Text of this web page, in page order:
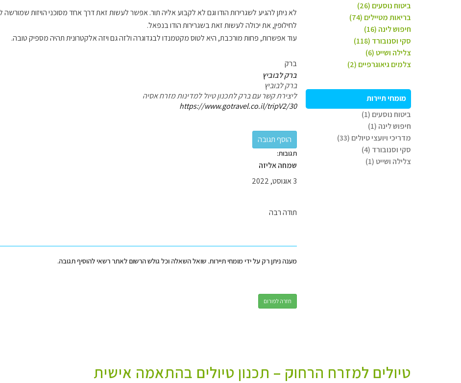
ביטוח נוסעים (26)
בריאות מטיילים (74)
חיפוש לינה (16)
סקי וסנובורד (118)
צלילה ושייט (6)
צלמים גיאוגרפיים (2)
מומחי תיירות
ביטוח נוסעים (1)
חיפוש לינה (1)
מדריכי ויועצי טיולים (33)
סקי וסנובורד (4)
צלילה ושייט (1)
לא ניתן להגיע לשגרירות הודו וגם לא לקבוע אליה תור. אפשר לעשות זאת דרך אחד מסוכני הויזות
לחילופין, את יכולה לעשות זאת בשגרירות הודו בנפאל.
עוד אפשרות, פחות מורכבת, היא לטוס מקטמנדו לבגדוגרה ולזה גם ויזה אלקטרונית תהיה מספיק טובה.
ברק
ברק לבוביץ
ברק לבוביץ
ליצירת קשר עם ברק לתכנון טיול למדינות מזרח אסיה
https://www.gotravel.co.il/tripV2/30
תגובות:
שמחה אליזה
3 אוגוסט, 2022
תודה רבה
מענה ניתן רק על ידי מומחי תיירות. שואל השאלה וכל גולש הרשום לאתר רשאי להוסיף תגובה.
חזרה לפורום
טיולים למזרח הרחוק – תכנון טיולים בהתאמה אישית